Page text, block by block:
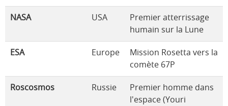
NASA USA
Premier atterrissage
humain sur la Lune
ESA Europe
Mission Rosetta vers la
comète 67P
Roscosmos Russie
Premier homme dans
l'espace (Youri